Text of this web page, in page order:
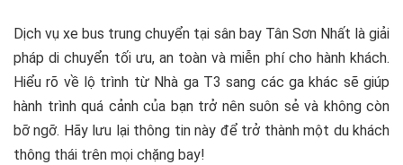
Dịch vụ xe bus trung chuyển tại sân bay Tân Sơn Nhất là giải
pháp di chuyển tối ưu, an toàn và miễn phí cho hành khách.
Hiểu rõ về lộ trình từ Nhà ga T3 sang các ga khác sẽ giúp
hành trình quá cảnh của bạn trở nên suôn sẻ và không còn
bỡ ngỡ. Hãy lưu lại thông tin này để trở thành một du khách
thông thái trên mọi chặng bay!